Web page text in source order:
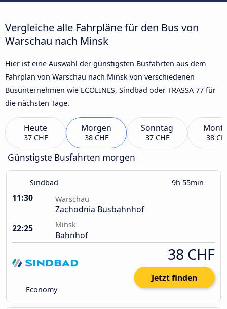
Vergleiche alle Fahrpläne für den Bus von
Warschau nach Minsk
Hier ist eine Auswahl der günstigsten Busfahrten aus dem
Fahrplan von Warschau nach Minsk von verschiedenen
Busunternehmen wie ECOLINES, Sindbad oder TRASSA 77 für
die nächsten Tage.
Heute
37 CHF
Morgen
38 CHF
Sonntag
37 CHF 38
Günstigste Busfahrten morgen
Sindbad 9h 55min
11:30 Warschau
Zachodnia Busbahnhof
22:25
Minsk
Bahnhof
Economy
38 CHF
Jetzt finden